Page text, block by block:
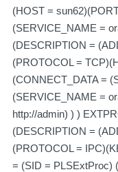
(HOST =
(SERVICE_NAME =
(DESCRIPTION =
(PROTOCOL =
(CONNECT_DATA =
(SERVICE_NAME =
http://admin) ) )
(DESCRIPTION =
(PROTOCOL =
= (SID = PLSExtProc)